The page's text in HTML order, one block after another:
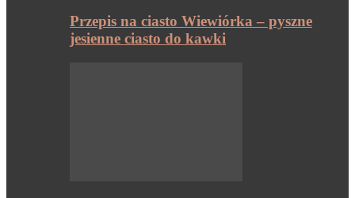
Przepis na ciasto Wiewiórka – pyszne
jesienne ciasto do kawki